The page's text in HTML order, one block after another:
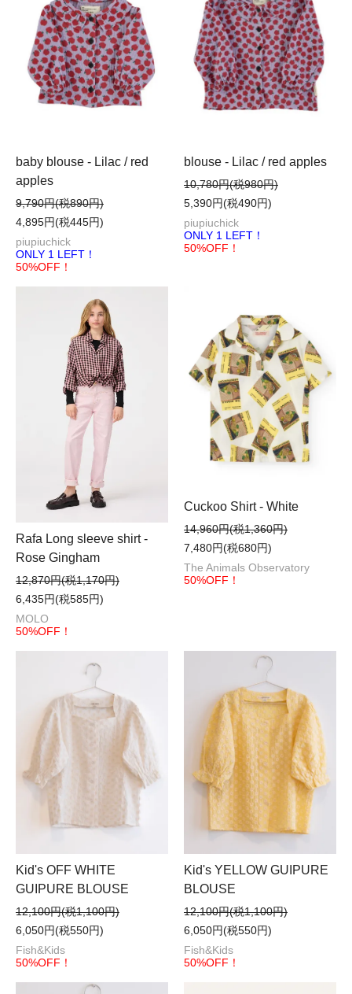
baby blouse - Lilac / red
apples
9,790円(税890円)
4,895円(税445円)
piupiuchick
ONLY 1 LEFT！
50%OFF！
blouse - Lilac / red apples
10,780円(税980円)
5,390円(税490円)
piupiuchick
ONLY 1 LEFT！
50%OFF！
Rafa Long sleeve shirt -
Rose Gingham
12,870円(税1,170円)
6,435円(税585円)
MOLO
50%OFF！
Cuckoo Shirt - White
14,960円(税1,360円)
7,480円(税680円)
The Animals Observatory
50%OFF！
Kid's OFF WHITE
GUIPURE BLOUSE
12,100円(税1,100円)
6,050円(税550円)
Fish&Kids
50%OFF！
Kid's YELLOW GUIPURE
BLOUSE
12,100円(税1,100円)
6,050円(税550円)
Fish&Kids
50%OFF！